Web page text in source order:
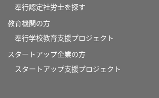
奉行認定社労士を探す
教育機関の方
奉⾏学校教育⽀援プロジェクト
スタートアップ企業の方
スタートアップ支援プロジェクト